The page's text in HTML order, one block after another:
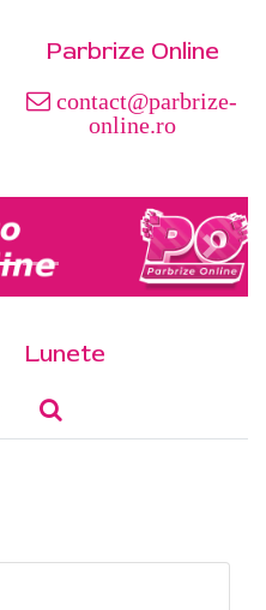
Parbrize Online
contact@parbrize-
online.ro
Lunete